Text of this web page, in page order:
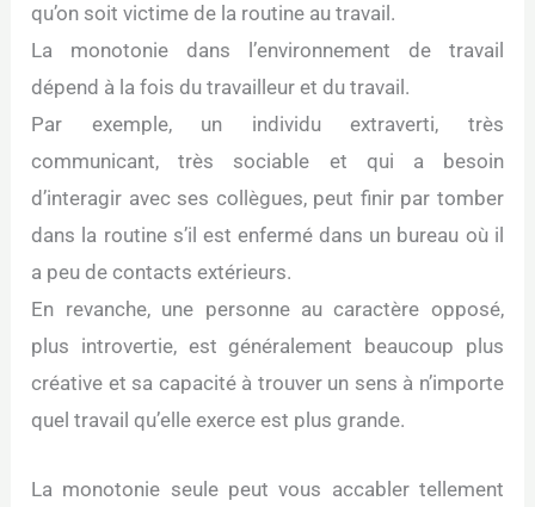
qu’on soit victime de la routine au travail.
La monotonie dans l’environnement de travail
dépend à la fois du travailleur et du travail.
Par exemple, un individu extraverti, très
communicant, très sociable et qui a besoin
d’interagir avec ses collègues, peut finir par tomber
dans la routine s’il est enfermé dans un bureau où il
a peu de contacts extérieurs.
En revanche, une personne au caractère opposé,
plus introvertie, est généralement beaucoup plus
créative et sa capacité à trouver un sens à n’importe
quel travail qu’elle exerce est plus grande.
La monotonie seule peut vous accabler tellement